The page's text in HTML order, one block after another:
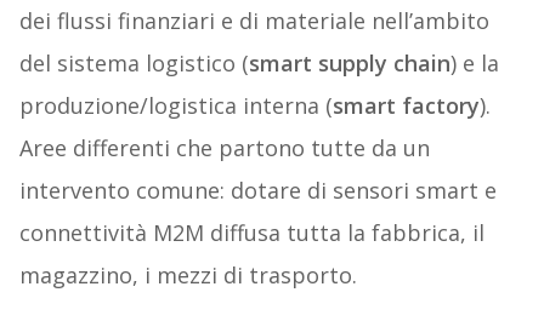
dei flussi finanziari e di materiale nell’ambito
del sistema logistico (smart supply chain) e la
produzione/logistica interna (smart factory).
Aree differenti che partono tutte da un
intervento comune: dotare di sensori smart e
connettività M2M diffusa tutta la fabbrica, il
magazzino, i mezzi di trasporto.